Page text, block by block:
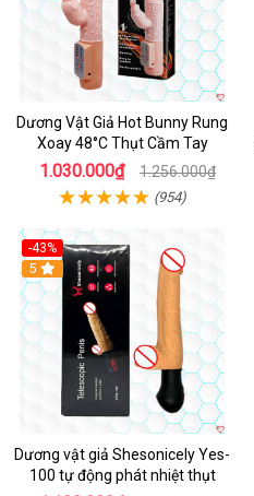
Dương Vật Giả Hot Bunny Rung
Xoay 48°C Thụt Cầm Tay
1.030.000₫ 1.256.000₫
(954)
-43%
5
Dương vật giả Shesonicely Yes-
100 tự động phát nhiệt thụt